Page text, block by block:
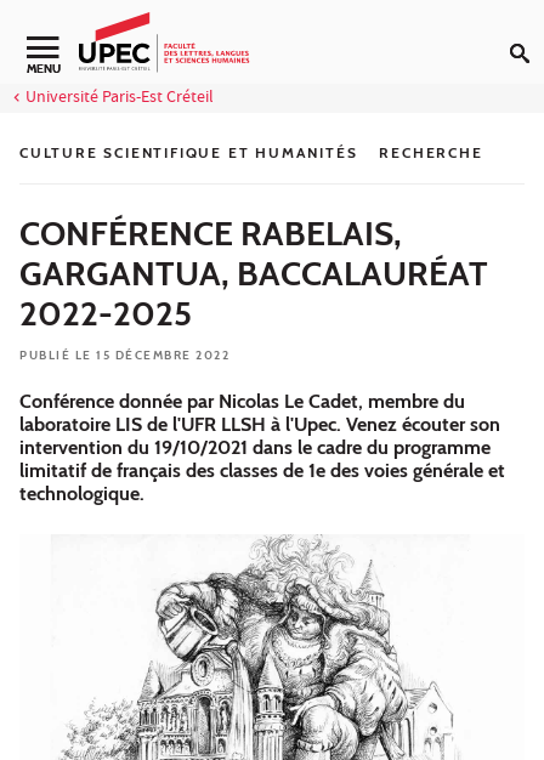
Aller au contenu
Navigation secondaire
MENU
Université Paris-Est Créteil
CULTURE SCIENTIFIQUE ET HUMANITÉS RECHERCHE
CONFÉRENCE RABELAIS,
GARGANTUA, BACCALAURÉAT
2022-2025
PUBLIÉ LE 15 DÉCEMBRE 2022
Conférence donnée par Nicolas Le Cadet, membre du
laboratoire LIS de l'UFR LLSH à l'Upec. Venez écouter son
intervention du 19/10/2021 dans le cadre du programme
limitatif de français des classes de 1e des voies générale et
technologique.